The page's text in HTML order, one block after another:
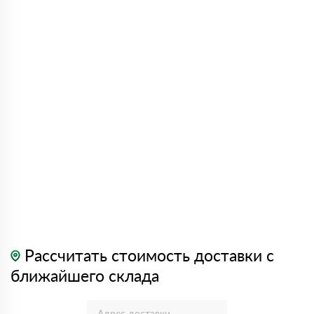
Рассчитать стоимость доставки с
ближайшего склада